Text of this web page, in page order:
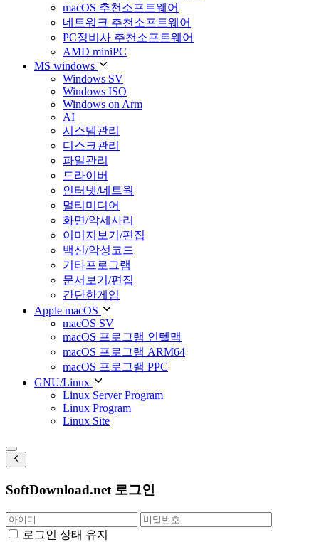
macOS 추천소프트웨어
네트워크 추천소프트웨어
PC정비사 추천소프트웨어
AMD miniPC
MS windows
Windows SV
Windows ISO
Windows on Arm
AI
시스템관리
디스크관리
파일관리
드라이버
인터넷/네트웍
멀티미디어
화면/악세사리
이미지보기/편집
백신/악성코드
기타프로그램
문서보기/편집
간단한게임
Apple macOS
macOS SV
macOS 프로그램 인텔맥
macOS 프로그램 ARM64
macOS 프로그램 PPC
GNU/Linux
Linux Server Program
Linux Program
Linux Site
SoftDownload.net 로그인
로그인 상태 유지